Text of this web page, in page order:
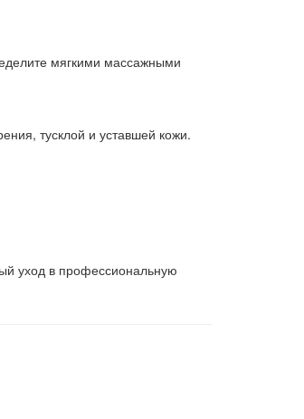
мягкими массажными
тусклой и уставшей кожи.
уход в профессиональную